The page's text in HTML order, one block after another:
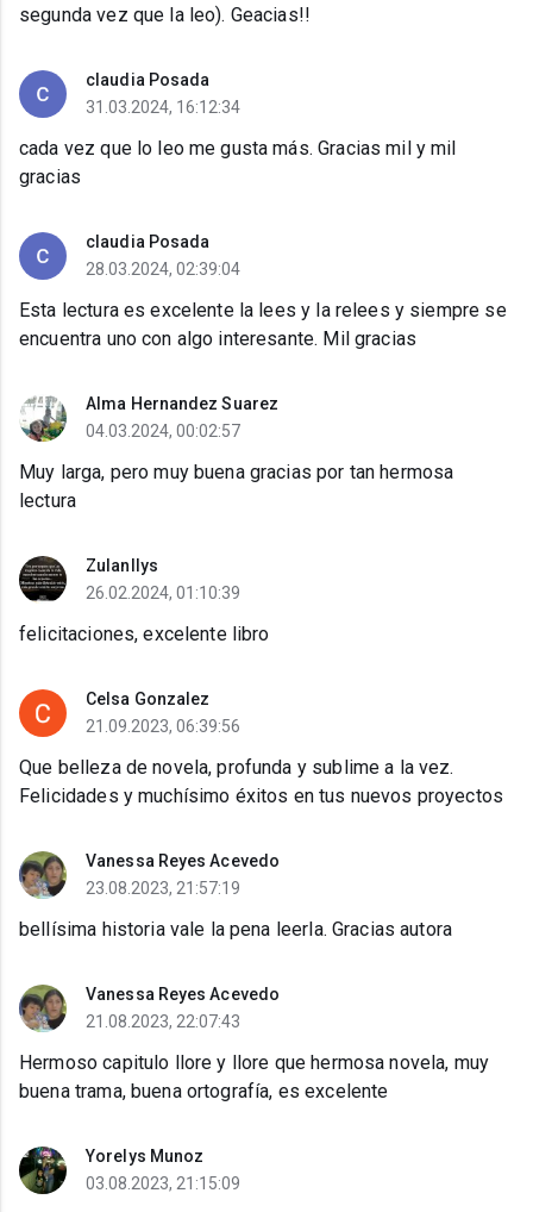
segunda vez que la leo). Geacias!!
claudia Posada
31.03.2024, 16:12:34
cada vez que lo leo me gusta más. Gracias mil y mil
gracias
claudia Posada
28.03.2024, 02:39:04
Esta lectura es excelente la lees y la relees y siempre se
encuentra uno con algo interesante. Mil gracias
Alma Hernandez Suarez
04.03.2024, 00:02:57
Muy larga, pero muy buena gracias por tan hermosa
lectura
Zulanllys
26.02.2024, 01:10:39
felicitaciones, excelente libro
Celsa Gonzalez
21.09.2023, 06:39:56
Que belleza de novela, profunda y sublime a la vez.
Felicidades y muchísimo éxitos en tus nuevos proyectos
Vanessa Reyes Acevedo
23.08.2023, 21:57:19
bellísima historia vale la pena leerla. Gracias autora
Vanessa Reyes Acevedo
21.08.2023, 22:07:43
Hermoso capitulo llore y llore que hermosa novela, muy
buena trama, buena ortografía, es excelente
Yorelys Munoz
03.08.2023, 21:15:09